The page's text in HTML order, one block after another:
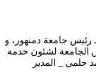
تحت رعاية الأستاذ الدكتور / إلهامي ترابيس ـ رئيس جامعة دمنهور، و
الجامعة لشئون خدمة
حلمي _ المدير